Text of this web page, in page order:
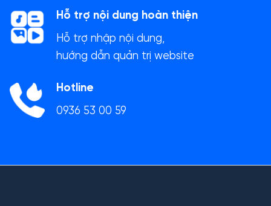
Hỗ trợ nội dung hoàn thiện
Hỗ trợ nhập nội dung,
hướng dẫn quản trị website
Hotline
0936 53 00 59